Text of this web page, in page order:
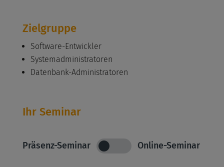
Zielgruppe
Software-Entwickler
Systemadministratoren
Datenbank-Administratoren
Ihr Seminar
Präsenz-Seminar Online-Seminar